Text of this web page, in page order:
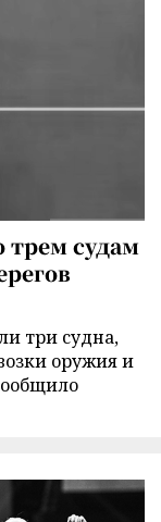
трем судам
три судна,
оружия и